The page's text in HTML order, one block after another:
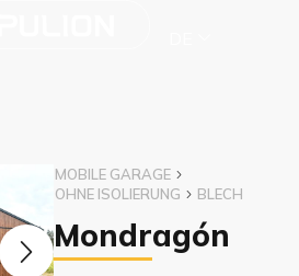
MOBILE GARAGE
OHNE ISOLIERUNG
BLECH
Mondragón